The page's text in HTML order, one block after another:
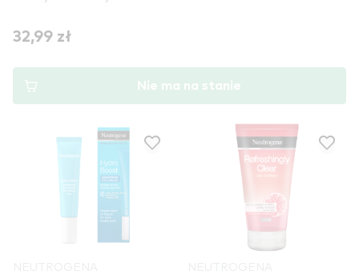
32,99 zł
Nie ma na stanie